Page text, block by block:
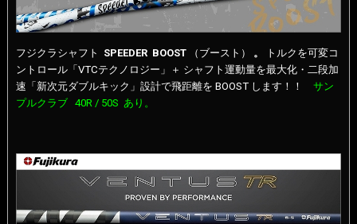
フジクラシャフト SPEEDER BOOST （ブースト） 。
トルクを可変コ
ントロール「VTCテクノロジー」＋ シャフト運動量を最大化・二段加
速「新次元ダブルキック」設計で飛距離を BOOST します！！ サン
プルクラブ 40R / 50S あり。